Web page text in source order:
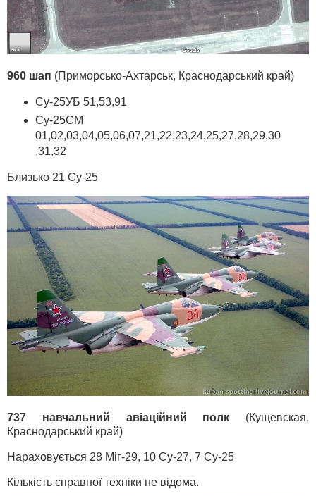
960 шап (Приморсько-Ахтарськ, Краснодарський край)
Су-25УБ 51,53,91
Су-25СМ
01,02,03,04,05,06,07,21,22,23,24,25,27,28,29,30
,31,32
Близько 21 Су-25
737 навчальний авіаційний полк (Кущевская,
Краснодарський край)
Нараховується 28 Міг-29, 10 Су-27, 7 Су-25
Кількість справної техніки не відома.